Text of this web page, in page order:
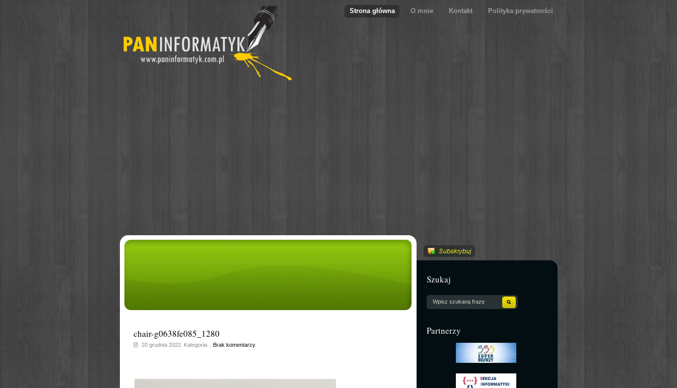
Strona główna O mnie Kontakt Polityka prywatności
chair-g0638fe085_1280
20 grudnia 2022. Kategoria: . Brak komentarzy.
Szukaj
Partnerzy